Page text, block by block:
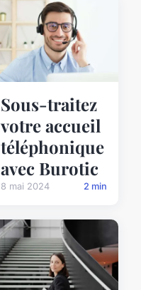
Sous-traitez
votre accueil
téléphonique
avec Burotic
8 mai 2024 2 min